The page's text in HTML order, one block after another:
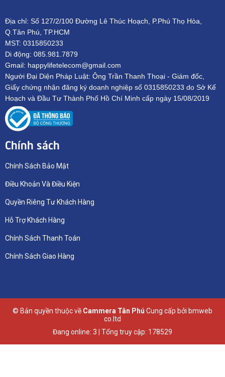
Địa chỉ: Số 127/2/100 Đường Lê Thúc Hoạch, P.Phú Thọ Hòa,
Q.Tân Phú, TP.HCM
MST: 0315850233
Di động: 085.981.7879
Gmail: happylifetelecom@gmail.com
Người Đại Diện Pháp Luật: Ông Trần Thanh Thoại - Giám đốc,
Giấy chứng nhận đăng ký doanh nghiệp số 0315850233 do Sở Kế
Hoạch và Đầu Tư Thành Phố Hồ Chí Minh cấp ngày 15/08/2019
Chính sách
Chính Sách Bảo Mật
Điều Khoản Và Điều Kiện
Quyền Riêng Tư Khách Hàng
Hỗ Trợ Khách Hàng
Chính Sách Thanh Toán
Chính Sách Giao Hàng
© Bản quyền thuộc về Cammera Tân Phú Cung cấp bởi bmweb
co.ltd
Đang online: 3 | Tổng truy cập: 178529